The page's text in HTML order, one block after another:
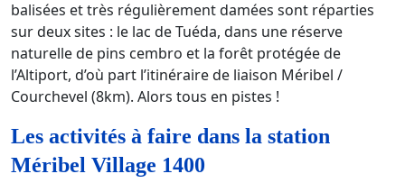
balisées et très régulièrement damées sont réparties
sur deux sites : le lac de Tuéda, dans une réserve
naturelle de pins cembro et la forêt protégée de
l’Altiport, d’où part l’itinéraire de liaison Méribel /
Courchevel (8km). Alors tous en pistes !
Les activités à faire dans la station
Méribel Village 1400